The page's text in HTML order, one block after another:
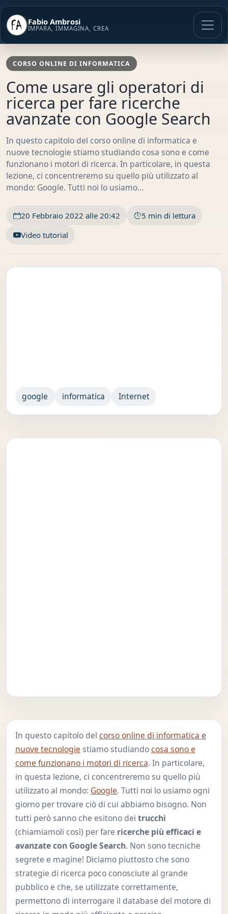
Vai
contenuto
Fabio Ambrosi
IMPARA, IMMAGINA, CREA
CORSO ONLINE DI INFORMATICA
Come usare gli operatori di
ricerca per fare ricerche
avanzate con Google Search
In questo capitolo del corso online di informatica e
nuove tecnologie stiamo studiando cosa sono e come
funzionano i motori di ricerca. In particolare, in questa
lezione, ci concentreremo su quello più utilizzato al
mondo: Google. Tutti noi lo usiamo…
20 Febbraio 2022 alle 20:42
5 min di lettura
Video tutorial
google informatica Internet
In questo capitolo del corso online di informatica e
nuove tecnologie stiamo studiandocosa sono e
come funzionano i motori di ricerca. In particolare,
in questa lezione, ci concentreremo su quello più
utilizzato al mondo: Google. Tutti noi lo usiamo ogni
giorno per trovare ciò di cui abbiamo bisogno. Non
tutti però sanno che esitono dei trucchi
(chiamiamoli così) per fare ricerche più efficaci e
avanzate con Google Search. Non sono tecniche
segrete e magine! Diciamo piuttosto che sono
strategie di ricerca poco conosciute al grande
pubblico e che, se utilizzate correttamente,
permettono di interrogare il database del motore di